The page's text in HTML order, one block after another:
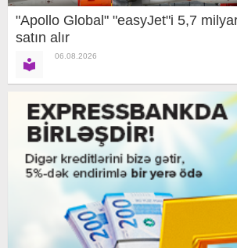
"Apollo Global" "easyJet"i 5,7
satın alır
06.08.2026